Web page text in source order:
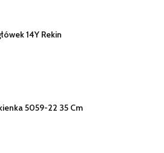
14Y Rekin
5059-22 35 Cm